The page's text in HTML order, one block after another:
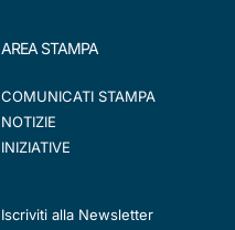
AREA STAMPA
COMUNICATI STAMPA
NOTIZIE
INIZIATIVE
Iscriviti alla Newsletter